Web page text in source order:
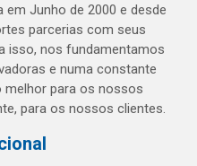
Junho de 2000 e desde
parcerias com seus
isso, nos fundamentamos
e numa constante
melhor para os nossos
para os nossos clientes.